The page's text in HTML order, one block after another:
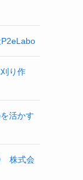
り作
活かす
株式会